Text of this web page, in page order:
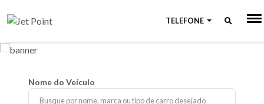
TELEFONE
Nome do Veículo